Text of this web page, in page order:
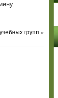
групп »